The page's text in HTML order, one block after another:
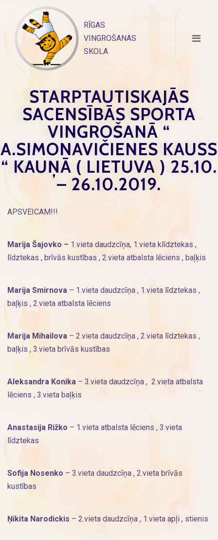
content
RĪGAS
VINGROŠANAS
SKOLA
STARPTAUTISKAJĀS
SACENSĪBĀS SPORTA
VINGROŠANĀ “
A.SIMONAVIČIENES KAUSS
“ KAUŅĀ ( LIETUVA ) 25.10.
– 26.10.2019.
APSVEICAM!!!
Marija Šajovko – 1.vieta daudzcīņa, 1.vieta klīdztekas ,
līdztekas , brīvās kustības , 2.vieta atbalsta lēciens , baļķis
Marija Smirnova – 1.vieta daudzcīņa , 1.vieta līdztekas ,
baļķis , 2.vieta atbalsta lēciens
Marija Mihailova – 2.vieta daudzcīņa , 2.vieta līdztekas ,
baļķis , 3.vieta brīvās kustības
Aleksandra Konika – 3.vieta daudzcīņa , 2.vieta atbalsta
lēciens , 3.vieta baļķis
Anastasija Rižko – 1.vieta atbalsta lēciens , 3.vieta
līdztekas
Sofija Nosenko – 3.vieta daudzcīņa , 2.vieta brīvās
kustības
Ņikita Narodickis – 2.vieta daudzcīņa , 1.vieta apļi , stienis